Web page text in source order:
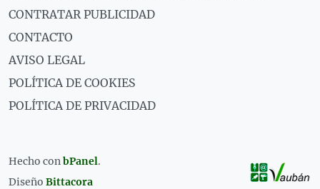
CONTRATAR PUBLICIDAD
CONTACTO
AVISO LEGAL
POLÍTICA DE COOKIES
POLÍTICA DE PRIVACIDAD
Hecho conbPanel.
Diseño Bittacora